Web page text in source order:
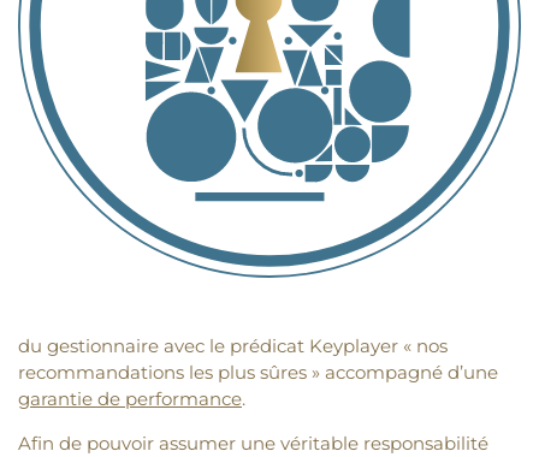
du gestionnaire avec le prédicat Keyplayer « nos
recommandations les plus sûres » accompagné d’une
garantie de performance.
Afin de pouvoir assumer une véritable responsabilité